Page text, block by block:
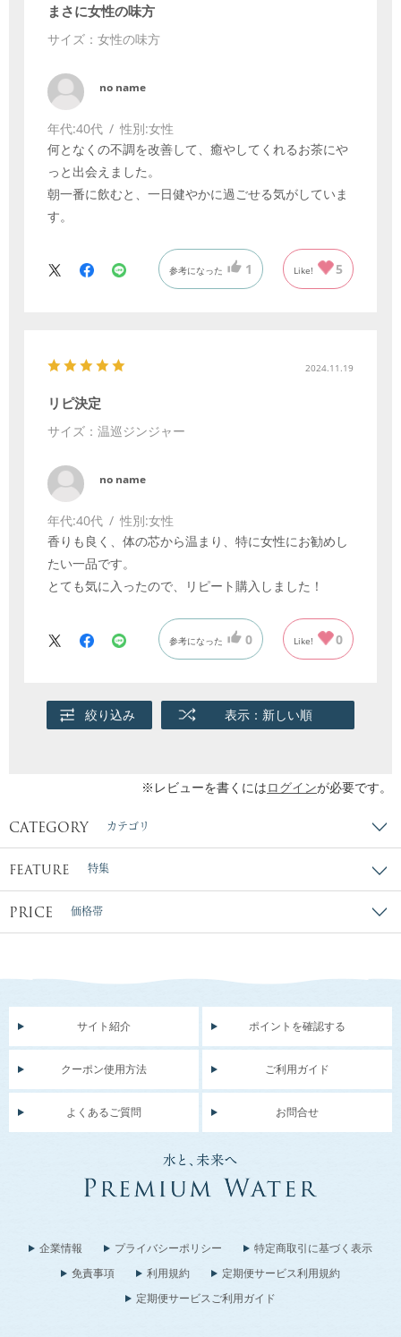
まさに女性の味方
サイズ：女性の味方
no name
年代:40代 性別:女性
何となくの不調を改善して、癒やしてくれるお茶にや
っと出会えました。
朝一番に飲むと、一日健やかに過ごせる気がしていま
す。
参考になった 1 Like! 5
2024.11.19
リピ決定
サイズ：温巡ジンジャー
no name
年代:40代 性別:女性
香りも良く、体の芯から温まり、特に女性にお勧めし
たい一品です。
とても気に入ったので、リピート購入しました！
参考になった 0 Like! 0
絞り込み 表示：新しい順
※レビューを書くにはログインが必要です。
CATEGORY カテゴリ
FEATURE 特集
PRICE 価格帯
サイト紹介 ポイントを確認する
クーポン使用方法 ご利用ガイド
よくあるご質問 お問合せ
企業情報 プライバシーポリシー
特定商取引に基づく表示
免責事項
利用規約
定期便サービス利用規約
定期便サービスご利用ガイド